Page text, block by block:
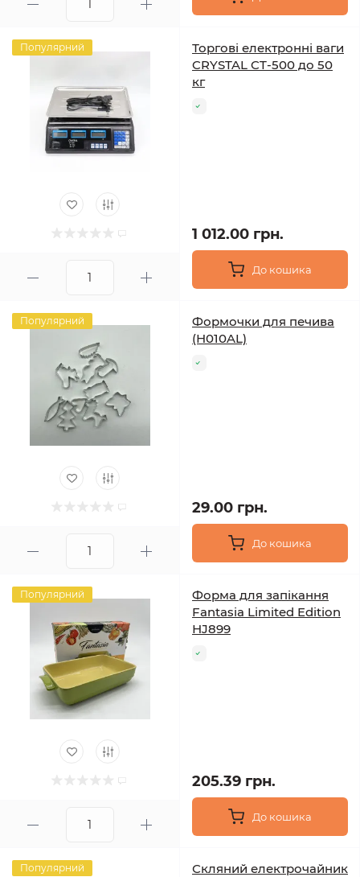
Популярний
Торгові електронні ваги
CRYSTAL CT-500 до 50
кг
1 012.00 грн.
До кошика
Популярний
Формочки для печива
(Н010AL)
29.00 грн.
До кошика
Популярний
Форма для запікання
Fantasia Limited Edition
НJ899
205.39 грн.
До кошика
Популярний
Скляний електрочайник